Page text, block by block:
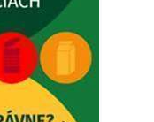
Sloboda
dubovce.sk?